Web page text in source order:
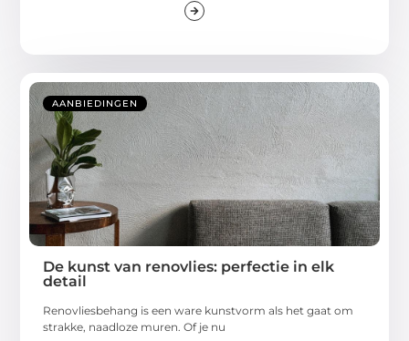
AANBIEDINGEN
De kunst van renovlies: perfectie in elk
detail
Renovliesbehang is een ware kunstvorm als het gaat om
strakke, naadloze muren. Of je nu